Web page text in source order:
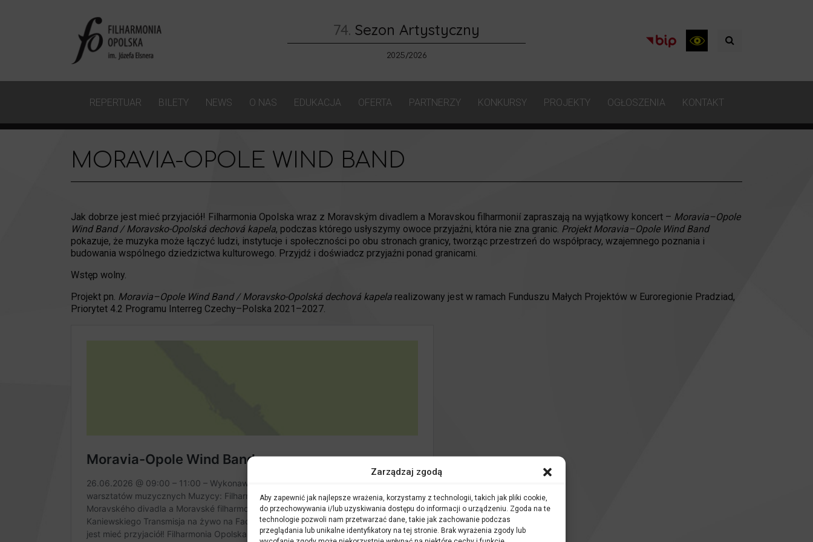
Zarządzaj zgodą
Aby zapewnić jak najlepsze wrażenia, korzystamy z technologii, takich jak pliki cookie,
do przechowywania i/lub uzyskiwania dostępu do informacji o urządzeniu. Zgoda na te
technologie pozwoli nam przetwarzać dane, takie jak zachowanie podczas
przeglądania lub unikalne identyfikatory na tej stronie. Brak wyrażenia zgody lub
74. Sezon Artystyczny
2025/2026
REPERTUAR BILETY NEWS O NAS EDUKACJA OFERTA PARTNERZY KONKURSY PROJEKTY OGŁOSZENIA KONTAKT
MORAVIA-OPOLE WIND BAND
Jak dobrze jest mieć przyjaciół! Filharmonia Opolska wraz z Moravským divadlem a Moravskou filharmonií zapraszają na wyjątkowy koncert – Moravia–Opole
Wind Band / Moravsko-Opolská dechová kapela, podczas którego usłyszymy owoce przyjaźni, która nie zna granic. Projekt Moravia–Opole Wind Band
pokazuje, że muzyka może łączyć ludzi, instytucje i społeczności po obu stronach granicy, tworząc przestrzeń do współpracy, wzajemnego poznania i
budowania wspólnego dziedzictwa kulturowego. Przyjdź i doświadcz przyjaźni ponad granicami.
Wstęp wolny.
Projekt pn. Moravia–Opole Wind Band / Moravsko-Opolská dechová kapela realizowany jest w ramach Funduszu Małych Projektów w Euroregionie Pradziad,
Priorytet 4.2 Programu Interreg Czechy–Polska 2021–2027.